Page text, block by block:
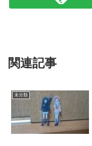
関連記事
未分類